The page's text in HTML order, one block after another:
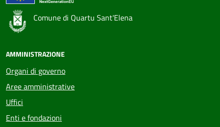
Comune di Quartu Sant'Elena
AMMINISTRAZIONE
Organi di governo
Aree amministrative
Uffici
Enti e fondazioni